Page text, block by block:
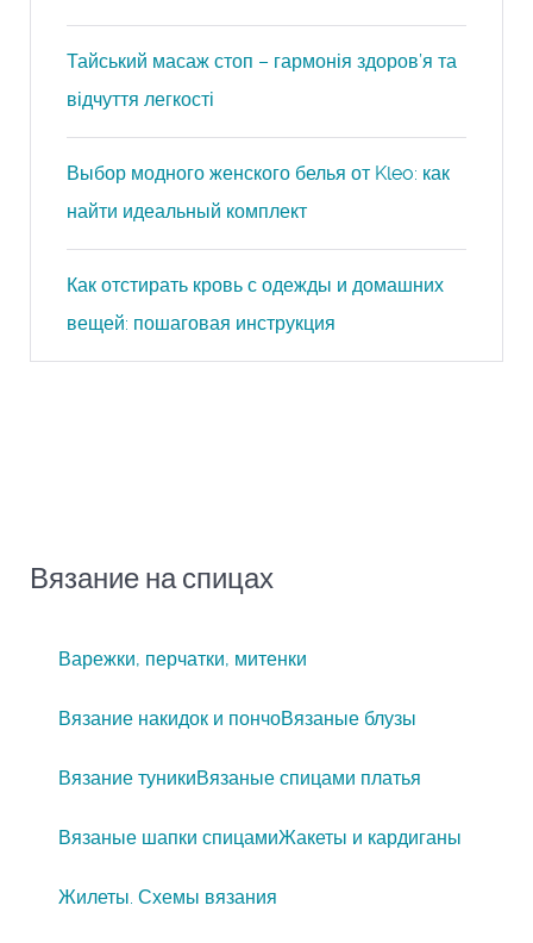
Тайський масаж стоп – гармонія здоров’я та
відчуття легкості
Выбор модного женского белья от Kleo: как
найти идеальный комплект
Как отстирать кровь с одежды и домашних
вещей: пошаговая инструкция
Вязание на спицах
Варежки, перчатки, митенки
Вязание накидок и пончоВязаные блузы
Вязание туникиВязаные спицами платья
Вязаные шапки спицамиЖакеты и кардиганы
Жилеты. Схемы вязания